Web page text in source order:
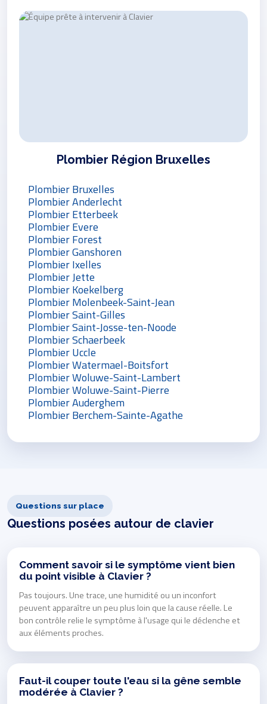
Plombier Région Bruxelles
Plombier Bruxelles
Plombier Anderlecht
Plombier Etterbeek
Plombier Evere
Plombier Forest
Plombier Ganshoren
Plombier Ixelles
Plombier Jette
Plombier Koekelberg
Plombier Molenbeek-Saint-Jean
Plombier Saint-Gilles
Plombier Saint-Josse-ten-Noode
Plombier Schaerbeek
Plombier Uccle
Plombier Watermael-Boitsfort
Plombier Woluwe-Saint-Lambert
Plombier Woluwe-Saint-Pierre
Plombier Auderghem
Plombier Berchem-Sainte-Agathe
Questions sur place
Questions posées autour de clavier
Comment savoir si le symptôme vient bien
du point visible à Clavier ?
Pas toujours. Une trace, une humidité ou un inconfort
peuvent apparaître un peu plus loin que la cause réelle. Le
bon contrôle relie le symptôme à l'usage qui le déclenche et
aux éléments proches.
Faut-il couper toute l'eau si la gêne semble
modérée à Clavier ?